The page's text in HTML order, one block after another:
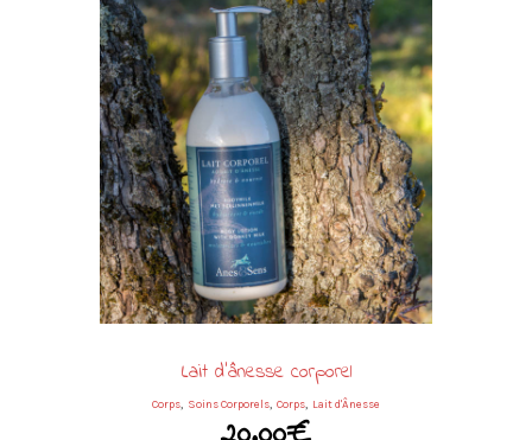
Lait d’ânesse corporel
Corps, Soins Corporels, Corps, Lait d'Ânesse